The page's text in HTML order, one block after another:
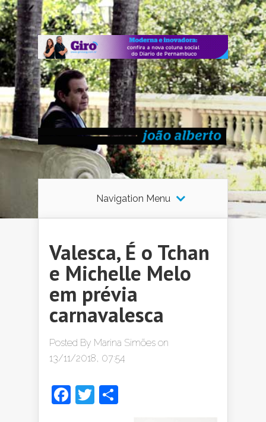
Navigation Menu
Valesca, É o Tchan
e Michelle Melo
em prévia
carnavalesca
Posted By Marina Simões on
13/11/2018, 07:54
Facebook
Twitter